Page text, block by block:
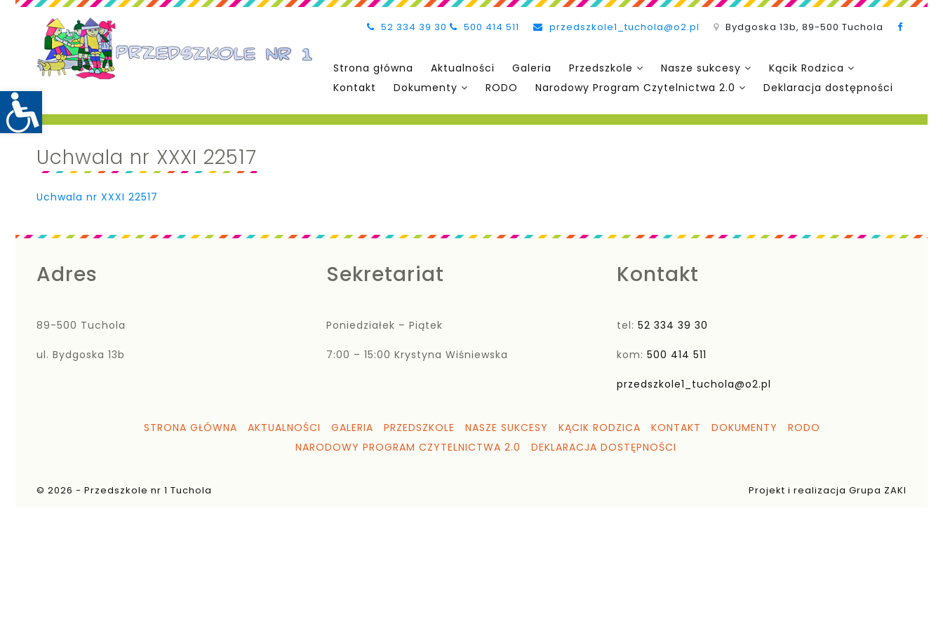
52 334 39 30 500 414 511 przedszkole1_tuchola@o2.pl Bydgoska 13b, 89-500 Tuchola
Strona główna Aktualności Galeria Przedszkole Nasze sukcesy
Kącik Rodzica
Kontakt
Dokumenty RODO Narodowy Program Czytelnictwa 2.0 Deklaracja dostępności
Uchwala nr XXXI 22517
Uchwala nr XXXI 22517
Adres
89-500 Tuchola
ul. Bydgoska 13b
Sekretariat
Poniedziałek – Piątek
7:00 – 15:00 Krystyna Wiśniewska
Kontakt
tel: 52 334 39 30
kom: 500 414 511
przedszkole1_tuchola@o2.pl
STRONA GŁÓWNA AKTUALNOŚCI GALERIA PRZEDSZKOLE NASZE SUKCESY KĄCIK RODZICA KONTAKT DOKUMENTY
RODO
NARODOWY PROGRAM CZYTELNICTWA 2.0
DEKLARACJA DOSTĘPNOŚCI
© 2026 - Przedszkole nr 1 Tuchola Projekt i realizacja Grupa ZAKI